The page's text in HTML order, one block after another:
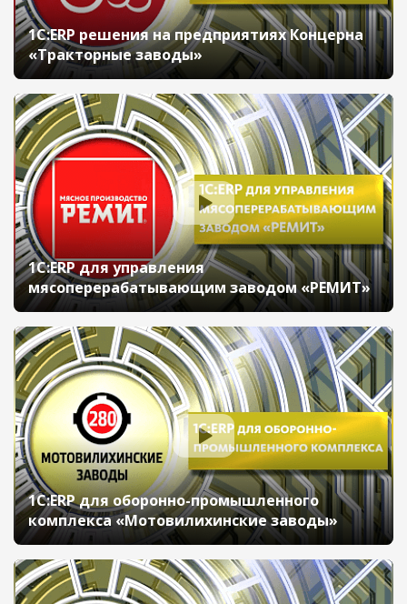
1С:ERP решения на предприятиях Концерна
«Тракторные заводы»
1С:ERP для управления
мясоперерабатывающим заводом «РЕМИТ»
1С:ERP для оборонно-промышленного
комплекса «Мотовилихинские заводы»